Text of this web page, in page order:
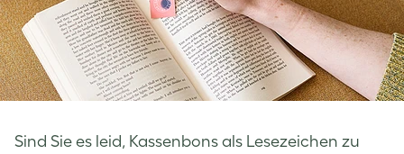
Sind Sie es leid, Kassenbons als Lesezeichen zu